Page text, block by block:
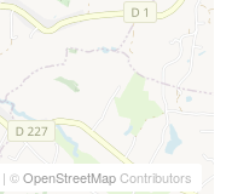
| ©OpenStreetMapContributors